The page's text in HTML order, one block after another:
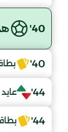
40'
40'
44'
44'